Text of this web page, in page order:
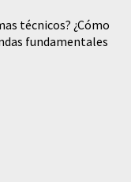
técnicos? ¿Cómo
fundamentales